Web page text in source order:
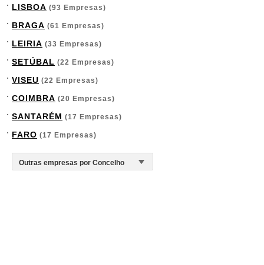
LISBOA (93 Empresas)
BRAGA (61 Empresas)
LEIRIA (33 Empresas)
SETÚBAL (22 Empresas)
VISEU (22 Empresas)
COIMBRA (20 Empresas)
SANTARÉM (17 Empresas)
FARO (17 Empresas)